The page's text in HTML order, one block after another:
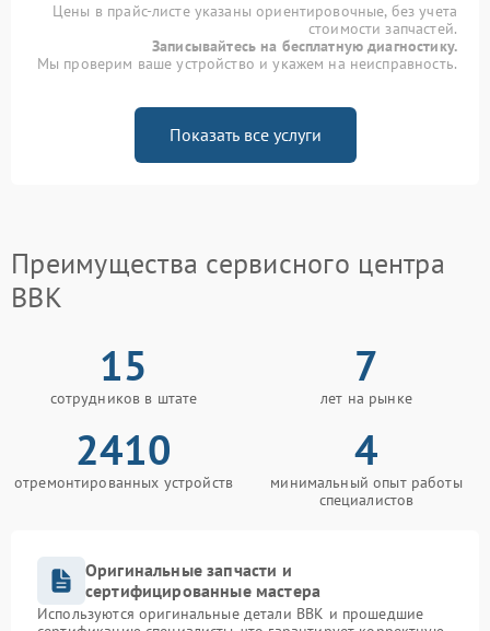
Цены в прайс-листе указаны ориентировочные, без учета
стоимости запчастей.
Записывайтесь на бесплатную диагностику.
Мы проверим ваше устройство и укажем на неисправность.
Показать все услуги
Преимущества сервисного центра
BBK
15
сотрудников в штате
7
лет на рынке
2410
отремонтированных устройств
4
минимальный опыт работы
специалистов
Оригинальные запчасти и
сертифицированные мастера
Используются оригинальные детали BBK и прошедшие